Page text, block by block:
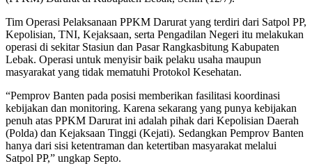
Tim Operasi Pelaksanaan PPKM Darurat yang terdiri dari Satpol PP,
Kepolisian, TNI, Kejaksaan, serta Pengadilan Negeri itu melakukan
operasi di sekitar Stasiun dan Pasar Rangkasbitung Kabupaten
Lebak. Operasi untuk menyisir baik pelaku usaha maupun
masyarakat yang tidak mematuhi Protokol Kesehatan.
“Pemprov Banten pada posisi memberikan fasilitasi koordinasi
kebijakan dan monitoring. Karena sekarang yang punya kebijakan
penuh atas PPKM Darurat ini adalah pihak dari Kepolisian Daerah
(Polda) dan Kejaksaan Tinggi (Kejati). Sedangkan Pemprov Banten
hanya dari sisi ketentraman dan ketertiban masyarakat melalui
Satpol PP,” ungkap Septo.